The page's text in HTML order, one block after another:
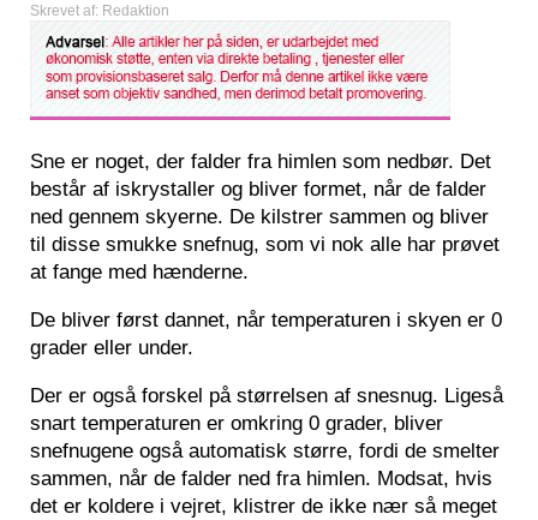
Skrevet af: Redaktion
Sne er noget, der falder fra himlen som nedbør. Det
består af iskrystaller og bliver formet, når de falder
ned gennem skyerne. De kilstrer sammen og bliver
til disse smukke snefnug, som vi nok alle har prøvet
at fange med hænderne.
De bliver først dannet, når temperaturen i skyen er 0
grader eller under.
Der er også forskel på størrelsen af snesnug. Ligeså
snart temperaturen er omkring 0 grader, bliver
snefnugene også automatisk større, fordi de smelter
sammen, når de falder ned fra himlen. Modsat, hvis
det er koldere i vejret, klistrer de ikke nær så meget